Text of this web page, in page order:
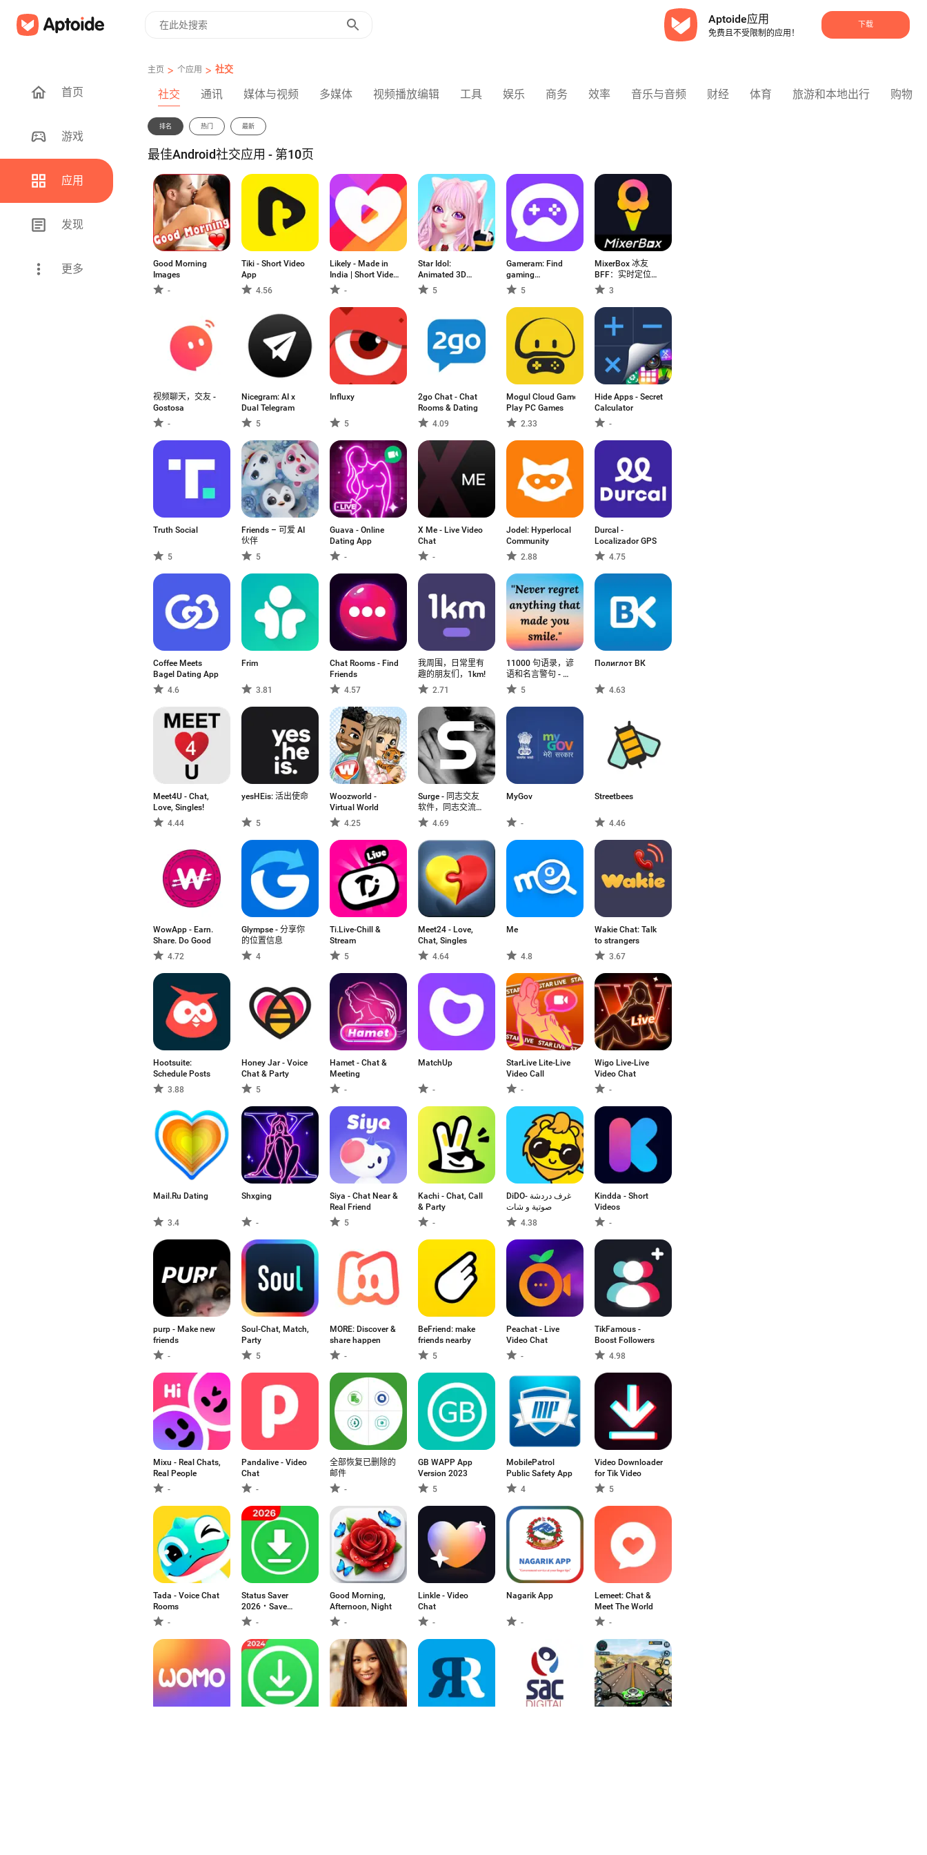
Aptoide应用
免费且不受限制的应用！
下载
首页
游戏
应用
发现
更多
主页 > 个应用 > 社交
社交 通讯 媒体与视频 多媒体 视频播放编辑 工具 娱乐 商务 效率 音乐与音频 财经 体育 旅游和本地出行 购物
排名 热门 最新
最佳Android社交应用 - 第10页
Good Morning
Images
-
Tiki - Short Video
App
4.56
Likely - Made in
India | Short Video
Status App
-
Star Idol:
Animated 3D
Avatar
5
Gameram: Find
gaming
teammates
5
MixerBox 冰友
BFF：实时定位追
踪软件，位置共享
3
视频聊天，交友 -
Gostosa
-
Nicegram: AI x
Dual Telegram
5
Influxy
5
2go Chat - Chat
Rooms & Dating
4.09
Mogul Cloud Game-
Play PC Games
2.33
Hide Apps - Secret
Calculator
-
Truth Social
5
Friends – 可爱 AI
伙伴
5
Guava - Online
Dating App
-
X Me - Live Video
Chat
-
Jodel: Hyperlocal
Community
2.88
Durcal -
Localizador GPS
4.75
Coffee Meets
Bagel Dating App
4.6
Frim
3.81
Chat Rooms - Find
Friends
4.57
我周围，日常里有
趣的朋友们，1km!
2.71
11000 句语录，谚
语和名言警句 - 图
片收录
5
Полиглот ВК
4.63
Meet4U - Chat,
Love, Singles!
4.44
yesHEis: 活出使命
5
Woozworld -
Virtual World
4.25
Surge - 同志交友
软件，同志交流，
结识，交友
4.69
MyGov
-
Streetbees
4.46
WowApp - Earn.
Share. Do Good
4.72
Glympse - 分享你
的位置信息
4
Ti.Live-Chill &
Stream
5
Meet24 - Love,
Chat, Singles
4.64
Me
4.8
Wakie Chat: Talk
to strangers
3.67
Hootsuite:
Schedule Posts
3.88
Honey Jar - Voice
Chat & Party
5
Hamet - Chat &
Meeting
-
MatchUp
-
StarLive Lite-Live
Video Call
-
Wigo Live-Live
Video Chat
-
Mail.Ru Dating
3.4
Shxging
-
Siya - Chat Near &
Real Friend
5
Kachi - Chat, Call
& Party
-
DiDO- غرف دردشة
صوتية و شات
4.38
Kindda - Short
Videos
-
purp - Make new
friends
-
Soul-Chat, Match,
Party
5
MORE: Discover &
share happen
-
BeFriend: make
friends nearby
5
Peachat - Live
Video Chat
-
TikFamous -
Boost Followers
4.98
Mixu - Real Chats,
Real People
-
Pandalive - Video
Chat
-
全部恢复已删除的
邮件
-
GB WAPP App
Version 2023
5
MobilePatrol
Public Safety App
4
Video Downloader
for Tik Video
5
Tada - Voice Chat
Rooms
-
Status Saver
2026・Save
Status
-
Good Morning,
Afternoon, Night
-
Linkle - Video
Chat
-
Nagarik App
-
Lemeet: Chat &
Meet The World
-